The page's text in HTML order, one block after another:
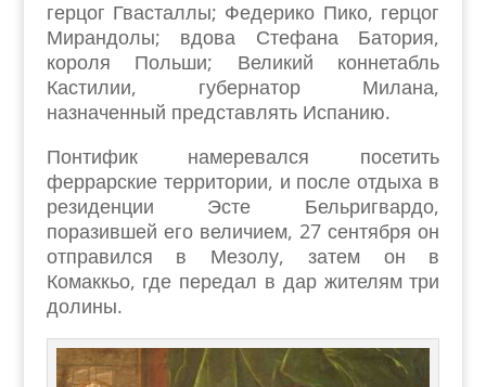
герцог Гвасталлы; Федерико Пико, герцог
Мирандолы; вдова Стефана Батория,
короля Польши; Великий коннетабль
Кастилии, губернатор Милана,
назначенный представлять Испанию.
Понтифик намеревался посетить
феррарские территории, и после отдыха в
резиденции Эсте Бельригвардо,
поразившей его величием, 27 сентября он
отправился в Мезолу, затем он в
Комаккьо, где передал в дар жителям три
долины.